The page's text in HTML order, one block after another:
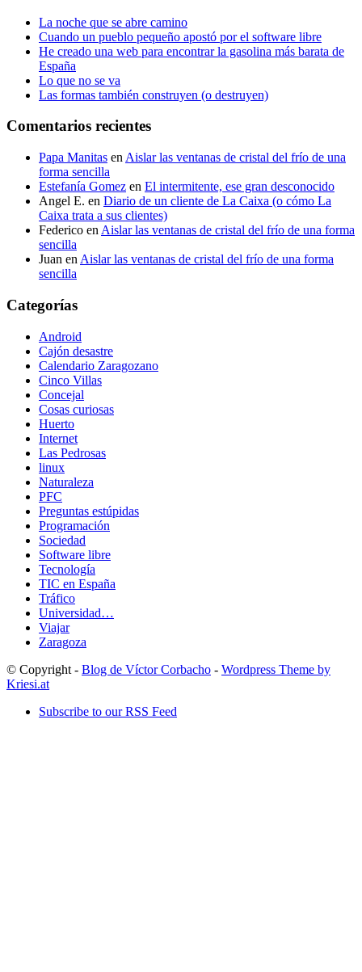
La noche que se abre camino
Cuando un pueblo pequeño apostó por el software libre
He creado una web para encontrar la gasolina más barata de
España
Lo que no se va
Las formas también construyen (o destruyen)
Comentarios recientes
Papa Manitas en Aislar las ventanas de cristal del frío de una
forma sencilla
Estefanía Gomez en El intermitente, ese gran desconocido
Angel E. en Diario de un cliente de La Caixa (o cómo La
Caixa trata a sus clientes)
Federico en Aislar las ventanas de cristal del frío de una forma
sencilla
Juan en Aislar las ventanas de cristal del frío de una forma
sencilla
Categorías
Android
Cajón desastre
Calendario Zaragozano
Cinco Villas
Concejal
Cosas curiosas
Huerto
Internet
Las Pedrosas
linux
Naturaleza
PFC
Preguntas estúpidas
Programación
Sociedad
Software libre
Tecnología
TIC en España
Tráfico
Universidad…
Viajar
Zaragoza
© Copyright - Blog de Víctor Corbacho - Wordpress Theme by
Kriesi.at
Subscribe to our RSS Feed